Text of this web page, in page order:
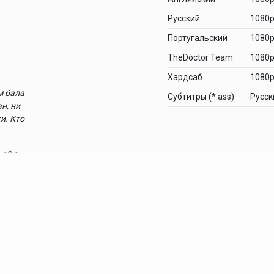
бала
ни
Кто
о
Русский
1080p
Португальский
1080p
TheDoctor Team
1080p
Хардсаб
1080p
Cубтитры (*.ass)